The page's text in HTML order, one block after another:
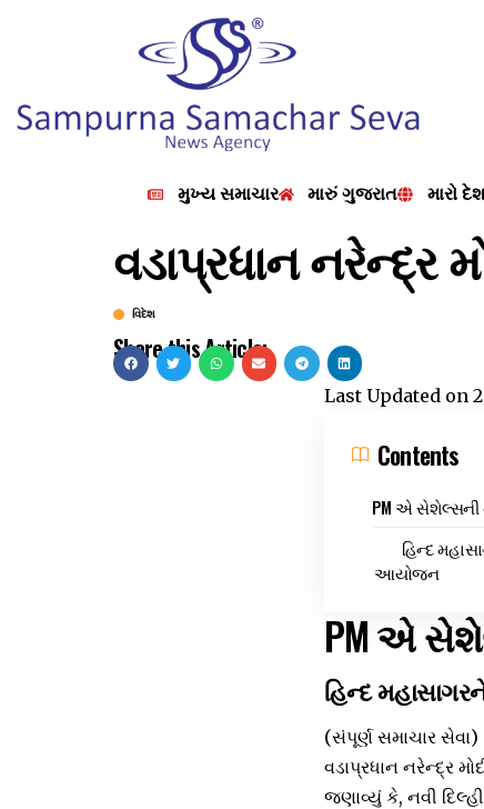
મુખ્ય સમાચાર મારું ગુજરાત મારો દેશ
વડાપ્રધાન નરેન્દ્ર
વિદેશ
Share this Article:
Last Updated on
Contents
PM એ
હિન્દ
આયોજન
PM એ
હિન્દ
(સંપૂર્ણ સમાચાર સેવા)
વડાપ્રધાન નરેન્દ્ર
જણાવ્યું કે, નવી